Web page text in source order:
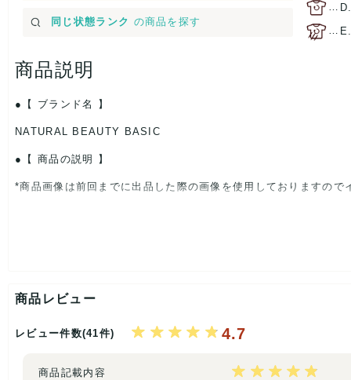
同じ状態ランク の商品を探す
…
…
商品説明
【 ブランド名 】
NATURAL BEAUTY BASIC
【 商品の説明 】
*商品画像は前回までに出品した際の画像を使用しておりますの
Rope Picnic(ロペピクニック) などなど
商品レビュー
レビュー件数(41件) 4.7
商品記載内容